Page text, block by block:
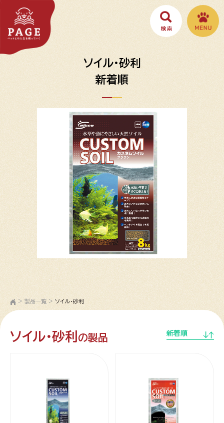
ソイル・砂利
新着順
> 製品一覧 > ソイル・砂利
ソイル・砂利 の製品 新着順